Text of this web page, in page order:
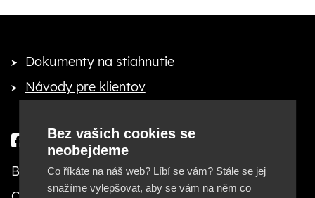
Bez vašich cookies se
neobejdeme
Co říkáte na náš web? Líbí se vám? Stále se jej
snažíme vylepšovat, aby se vám na něm co
Dokumenty na stiahnutie
Návody pre klientov
Besteto marketing, s. r. o.